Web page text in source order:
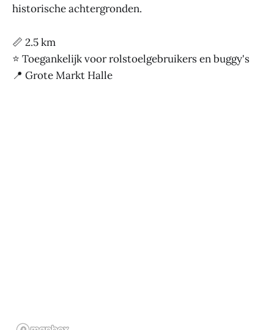
historische achtergronden.
📏 2.5 km
⭐ Toegankelijk voor rolstoelgebruikers en buggy's
📍 Grote Markt Halle